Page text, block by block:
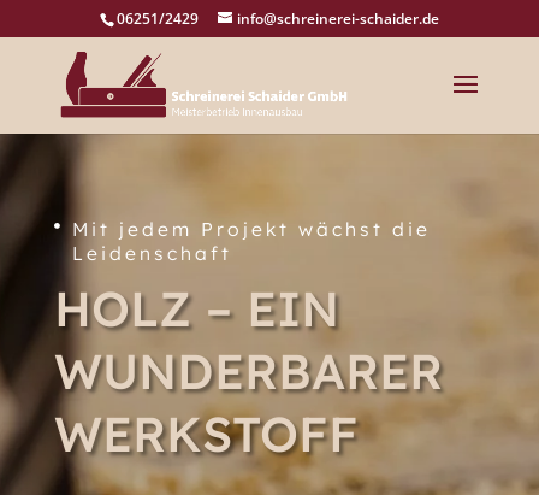
06251/2429 info@schreinerei-schaider.de

Mit jedem Projekt wächst die
Leidenschaft
HOLZ – EIN
WUNDERBARER
WERKSTOFF